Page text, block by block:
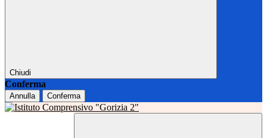
Chiudi
Conferma
Annulla Conferma